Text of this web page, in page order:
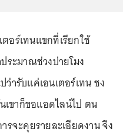
ตอร์เทนแขกที่เรียกใช้
ระมาณช่วงบ่ายโมง
ารับแค่เอนเตอร์เทน ชง
เขาก็ขอแอดไลน์ไป ตน
รจะคุยรายละเอียดงาน จึง